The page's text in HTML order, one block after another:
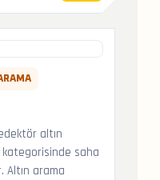
altın
saha
Altın arama